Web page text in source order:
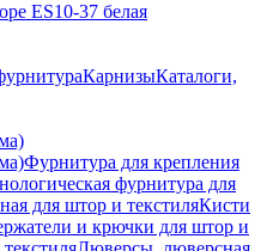
ES10-37 белая
КарнизыКаталоги,
Фурнитура для крепления
фурнитура для
для штор и текстиляКисти
и крючки для штор и